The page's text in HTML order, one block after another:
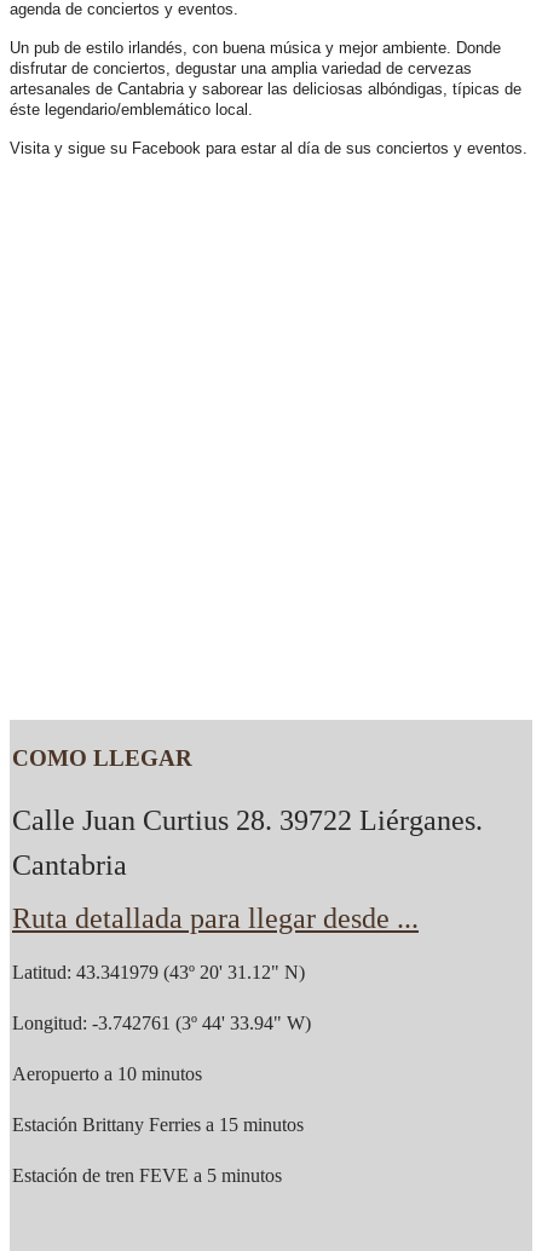
agenda de conciertos y eventos.
Un pub de estilo irlandés, con buena música y mejor ambiente. Donde
disfrutar de conciertos, degustar una amplia variedad de cervezas
artesanales de Cantabria y saborear las deliciosas albóndigas, típicas de
éste legendario/emblemático local.
Visita y sigue su Facebook para estar al día de sus conciertos y eventos.
COMO LLEGAR
Calle Juan Curtius 28. 39722 Liérganes.
Cantabria
Ruta detallada para llegar desde ...
Latitud: 43.341979 (43º 20' 31.12" N)
Longitud: -3.742761 (3º 44' 33.94" W)
Aeropuerto a 10 minutos
Estación Brittany Ferries a 15 minutos
Estación de tren FEVE a 5 minutos